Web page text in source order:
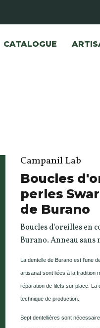
CATALOGUE
Campanil Lab
Boucles
perles
de Burano
Boucles d'oreilles en
Burano. Anneau sans
La dentelle de Burano est l'une
artisanat sont liées à la tradition
réparation de filets sur place. La
technique de production.
Sept dentellières sont